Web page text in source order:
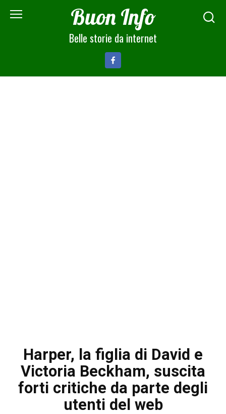
Buon Info
Belle storie da internet
Harper, la figlia di David e
Victoria Beckham, suscita
forti critiche da parte degli
utenti del web